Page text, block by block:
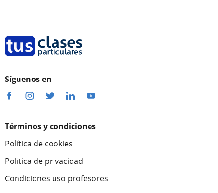
Síguenos en
Términos y condiciones
Política de cookies
Política de privacidad
Condiciones uso profesores